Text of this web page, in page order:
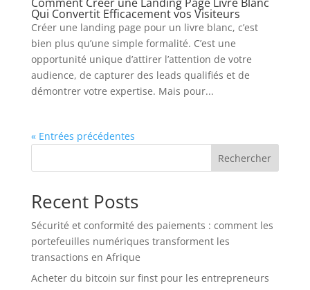
Qui Convertit Efficacement vos Visiteurs
Créer une landing page pour un livre blanc, c’est
bien plus qu’une simple formalité. C’est une
opportunité unique d’attirer l’attention de votre
audience, de capturer des leads qualifiés et de
démontrer votre expertise. Mais pour...
« Entrées précédentes
Rechercher
Recent Posts
Sécurité et conformité des paiements : comment les
portefeuilles numériques transforment les
transactions en Afrique
Acheter du bitcoin sur finst pour les entrepreneurs